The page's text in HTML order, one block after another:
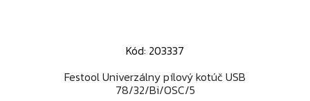
Kód: 203337
Festool Univerzálny pílový kotúč USB
78/32/Bi/OSC/5